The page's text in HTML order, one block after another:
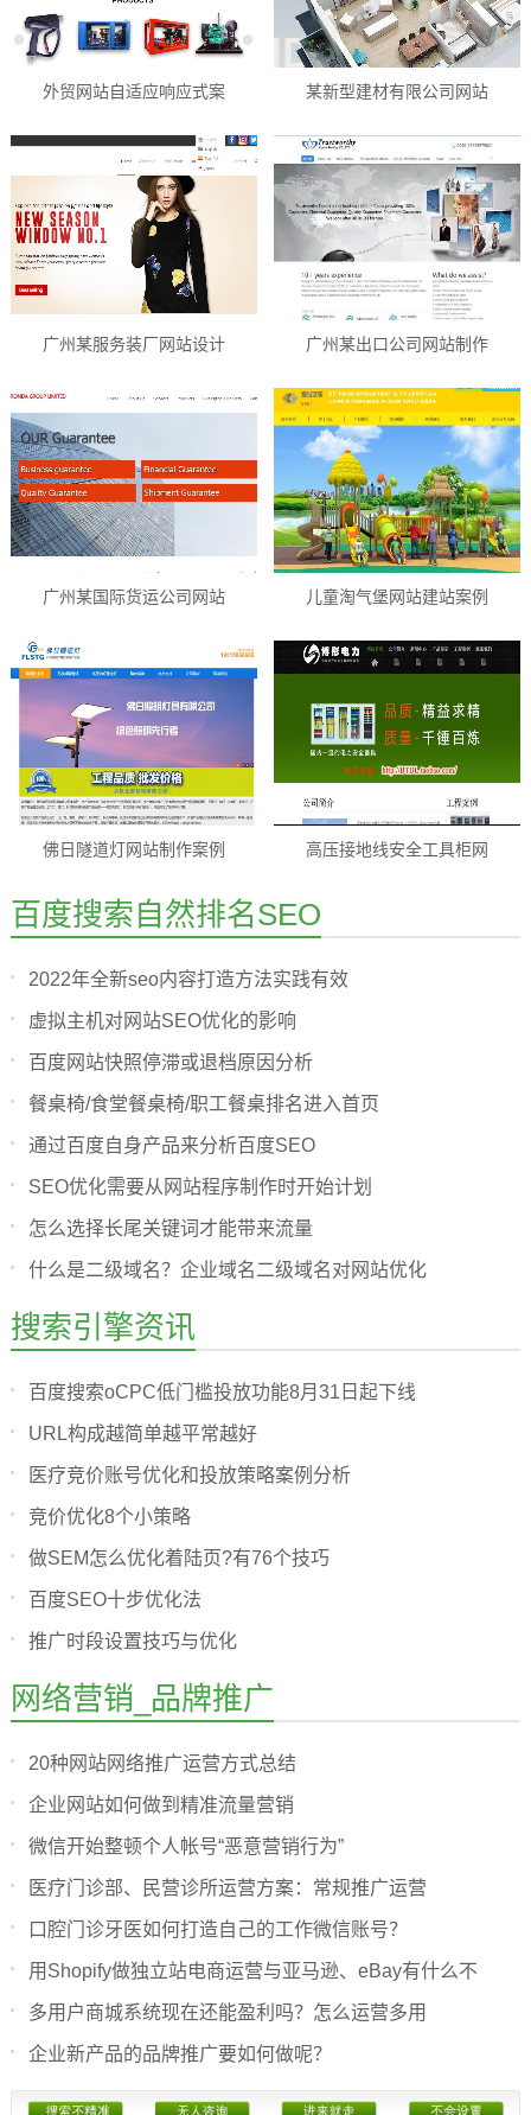
外贸网站自适应响应式案 某新型建材有限公司网站
广州某服务装厂网站设计 广州某出口公司网站制作
广州某国际货运公司网站 儿童淘气堡网站建站案例
佛日隧道灯网站制作案例 高压接地线安全工具柜网
百度搜索自然排名SEO
2022年全新seo内容打造方法实践有效
虚拟主机对网站SEO优化的影响
百度网站快照停滞或退档原因分析
餐桌椅/食堂餐桌椅/职工餐桌排名进入首页
通过百度自身产品来分析百度SEO
SEO优化需要从网站程序制作时开始计划
怎么选择长尾关键词才能带来流量
什么是二级域名？企业域名二级域名对网站优化
搜索引擎资讯
百度搜索oCPC低门槛投放功能8月31日起下线
URL构成越简单越平常越好
医疗竞价账号优化和投放策略案例分析
竞价优化8个小策略
做SEM怎么优化着陆页?有76个技巧
百度SEO十步优化法
推广时段设置技巧与优化
网络营销_品牌推广
20种网站网络推广运营方式总结
企业网站如何做到精准流量营销
微信开始整顿个人帐号“恶意营销行为”
医疗门诊部、民营诊所运营方案：常规推广运营
口腔门诊牙医如何打造自己的工作微信账号？
用Shopify做独立站电商运营与亚马逊、eBay有什么不
多用户商城系统现在还能盈利吗？怎么运营多用
企业新产品的品牌推广要如何做呢？